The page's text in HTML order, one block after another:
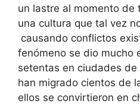
un lastre al momento de
una cultura que tal vez
causando conflictos
fenómeno se dio mucho
setentas en ciudades
han migrado cientos de
ellos se convirtieron en